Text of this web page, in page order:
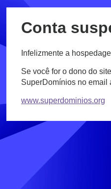
Conta
Infelizmente a
Se você for o dono do
SuperDomínios no email
www.superdominios.org